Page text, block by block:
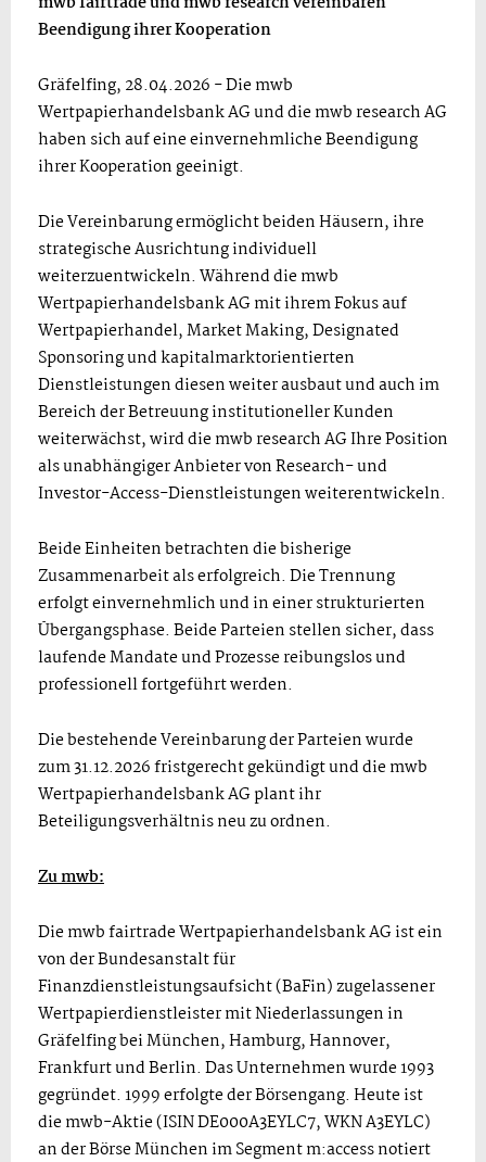
Beendigung ihrer Kooperation
Gräfelfing, 28.04.2026 - Die mwb
Wertpapierhandelsbank AG und die mwb research AG
haben sich auf eine einvernehmliche Beendigung
ihrer Kooperation geeinigt.
Die Vereinbarung ermöglicht beiden Häusern, ihre
strategische Ausrichtung individuell
weiterzuentwickeln. Während die mwb
Wertpapierhandelsbank AG mit ihrem Fokus auf
Wertpapierhandel, Market Making, Designated
Sponsoring und kapitalmarktorientierten
Dienstleistungen diesen weiter ausbaut und auch im
Bereich der Betreuung institutioneller Kunden
weiterwächst, wird die mwb research AG Ihre Position
als unabhängiger Anbieter von Research- und
Investor-Access-Dienstleistungen weiterentwickeln.
Beide Einheiten betrachten die bisherige
Zusammenarbeit als erfolgreich. Die Trennung
erfolgt einvernehmlich und in einer strukturierten
Übergangsphase. Beide Parteien stellen sicher, dass
laufende Mandate und Prozesse reibungslos und
professionell fortgeführt werden.
Die bestehende Vereinbarung der Parteien wurde
zum 31.12.2026 fristgerecht gekündigt und die mwb
Wertpapierhandelsbank AG plant ihr
Beteiligungsverhältnis neu zu ordnen.
Zu mwb:
Die mwb fairtrade Wertpapierhandelsbank AG ist ein
von der Bundesanstalt für
Finanzdienstleistungsaufsicht (BaFin) zugelassener
Wertpapierdienstleister mit Niederlassungen in
Gräfelfing bei München, Hamburg, Hannover,
Frankfurt und Berlin. Das Unternehmen wurde 1993
gegründet. 1999 erfolgte der Börsengang. Heute ist
die mwb-Aktie (ISIN DE000A3EYLC7, WKN A3EYLC)
an der Börse München im Segment m:access notiert